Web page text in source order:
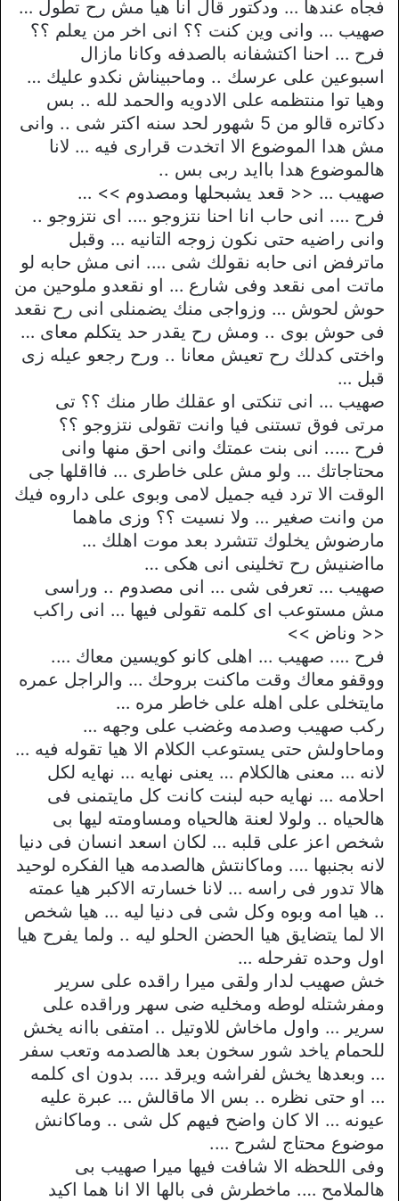
فجاه عندها … ودكتور قال انا هيا مش رح تطول …
صهيب … وانى وين كنت ؟؟ انى اخر من يعلم ؟؟
فرح … احنا اكتشفانه بالصدفه وكانا مازال
اسبوعين على عرسك .. وماحبيناش نكدو عليك …
وهيا توا منتظمه على الادويه والحمد لله .. بس
دكاتره قالو من 5 شهور لحد سنه اكتر شى .. وانى
مش هدا الموضوع الا اتخدت قرارى فيه … لانا
هالموضوع هدا باايد ربى بس ..
صهيب … << قعد يشبحلها ومصدوم >> …
فرح …. انى حاب انا احنا نتزوجو …. اى نتزوجو ..
وانى راضيه حتى نكون زوجه التانيه … وقبل
ماترفض انى حابه نقولك شى …. انى مش حابه لو
ماتت امى نقعد وفى شارع … او نقعدو ملوحين من
حوش لحوش … وزواجى منك يضمنلى انى رح نقعد
فى حوش بوى .. ومش رح يقدر حد يتكلم معاى …
واختى كدلك رح تعيش معانا .. ورح رجعو عيله زى
قبل …
صهيب … انى تنكتى او عقلك طار منك ؟؟ تى
مرتى فوق تستنى فيا وانت تقولى نتزوجو ؟؟
فرح ….. انى بنت عمتك وانى احق منها وانى
محتاجاتك … ولو مش على خاطرى … فااقلها جى
الوقت الا ترد فيه جميل لامى وبوى على داروه فيك
من وانت صغير … ولا نسيت ؟؟ وزى ماهما
مارضوش يخلوك تتشرد بعد موت اهلك …
مااضنيش رح تخلينى انى هكى …
صهيب … تعرفى شى … انى مصدوم .. وراسى
مش مستوعب اى كلمه تقولى فيها … انى راكب
<< وناض >>
فرح …. صهيب … اهلى كانو كويسين معاك ….
ووقفو معاك وقت ماكنت بروحك … والراجل عمره
مايتخلى على اهله على خاطر مره …
ركب صهيب وصدمه وغضب على وجهه …
وماحاولش حتى يستوعب الكلام الا هيا تقوله فيه …
لانه … معنى هالكلام … يعنى نهايه … نهايه لكل
احلامه … نهايه حبه لبنت كانت كل مايتمنى فى
هالحياه .. ولولا لعنة هالحياه ومساومته ليها بى
شخص اعز على قلبه … لكان اسعد انسان فى دنيا
لانه بجنبها …. وماكانتش هالصدمه هيا الفكره لوحيد
هالا تدور فى راسه … لانا خسارته الاكبر هيا عمته
.. هيا امه وبوه وكل شى فى دنيا ليه … هيا شخص
الا لما يتضايق هيا الحضن الحلو ليه .. ولما يفرح هيا
اول وحده تفرحله …
خش صهيب لدار ولقى ميرا راقده على سرير
ومفرشتله لوطه ومخليه ضى سهر وراقده على
سرير … واول ماخاش للاوتيل .. امتفى باانه يخش
للحمام ياخد شور سخون بعد هالصدمه وتعب سفر
… وبعدها يخش لفراشه ويرقد …. بدون اى كلمه
… او حتى نظره .. بس الا ماقالش … عبرة عليه
عيونه … الا كان واضح فيهم كل شى .. وماكانش
موضوع محتاج لشرح ….
وفى اللحظه الا شافت فيها ميرا صهيب بى
هالملامح …. ماخطرش فى بالها الا انا هما اكيد